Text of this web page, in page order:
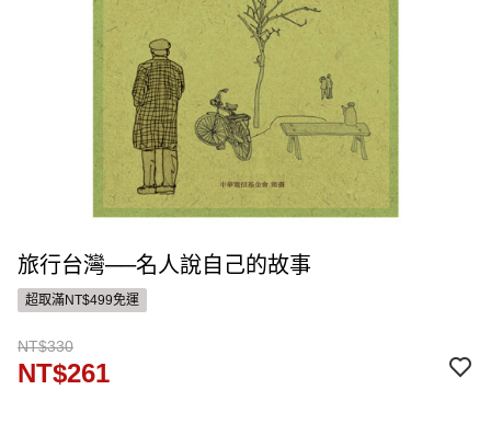
旅行台灣──名人說自己的故事
超取滿NT$499免運
NT$330
NT$261